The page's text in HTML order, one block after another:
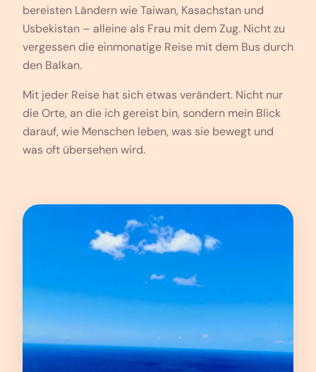
bereisten Ländern wie Taiwan, Kasachstan und
Usbekistan – alleine als Frau mit dem Zug. Nicht zu
vergessen die einmonatige Reise mit dem Bus durch
den Balkan.
Mit jeder Reise hat sich etwas verändert. Nicht nur
die Orte, an die ich gereist bin, sondern mein Blick
darauf, wie Menschen leben, was sie bewegt und
was oft übersehen wird.